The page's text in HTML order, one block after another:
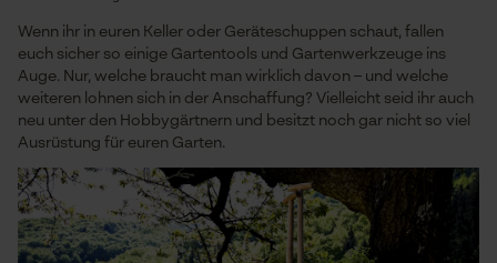
Wenn ihr in euren Keller oder Geräteschuppen schaut, fallen
euch sicher so einige Gartentools und Gartenwerkzeuge ins
Auge. Nur, welche braucht man wirklich davon – und welche
weiteren lohnen sich in der Anschaffung? Vielleicht seid ihr auch
neu unter den Hobbygärtnern und besitzt noch gar nicht so viel
Ausrüstung für euren Garten.